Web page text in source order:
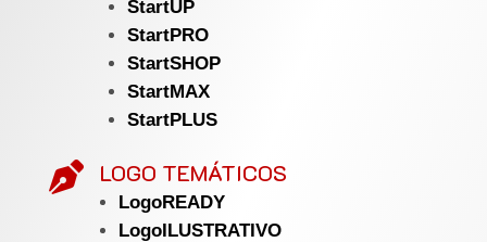
StartUP
StartPRO
StartSHOP
StartMAX
StartPLUS
 LOGO TEMÁTICOS
LogoREADY
LogoILUSTRATIVO